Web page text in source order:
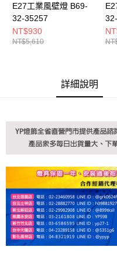
任。
４．使用「AFTEE先享後付」時
時審查核予不同之上限額度；若
請求用戶進行身份認證。
E27工業風壁燈 B69-
32-35257
NT$930
NT$5,610
詳細說明